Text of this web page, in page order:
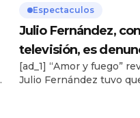
Espectaculos
Julio Fernández,
televisión, es
agredir a mujer en
[ad_1] “Amor y fuego”
Julio Fernández tuvo